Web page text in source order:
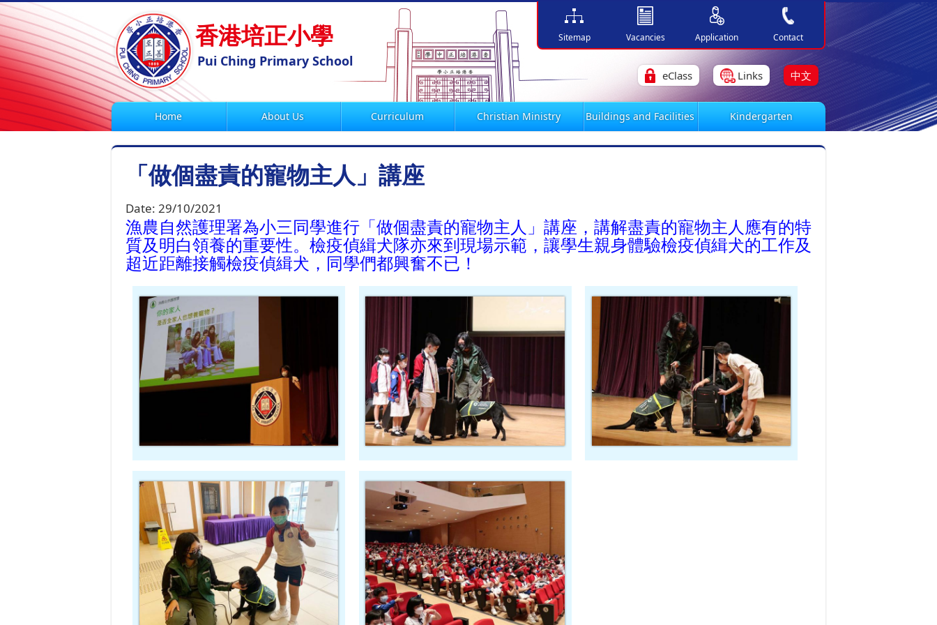
香港培正小學
Pui Ching Primary School
eClass Links 中文
Sitemap Vacancies Application Contact
Home About Us Curriculum Christian Ministry Buildings and Facilities Kindergarten
「做個盡責的寵物主人」講座
Date: 29/10/2021
漁農自然護理署為小三同學進行「做個盡責的寵物主人」講座，講解盡責的寵物主人應有的特
質及明白領養的重要性。檢疫偵緝犬隊亦來到現場示範，讓學生親身體驗檢疫偵緝犬的工作及
超近距離接觸檢疫偵緝犬，同學們都興奮不已！